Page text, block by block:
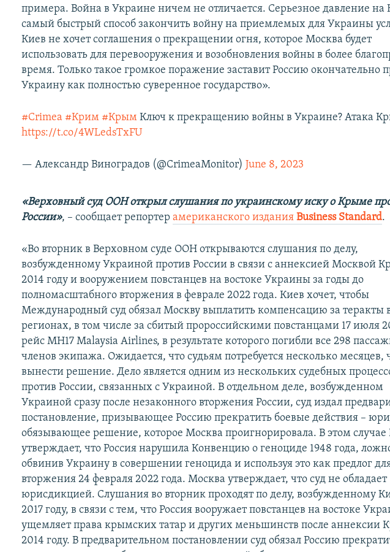
примера. Война в Украине ничем не отличается. Серьезное давление на
самый быстрый способ закончить войну на приемлемых для Украины
Киев не хочет соглашения о прекращении огня, которое Москва будет
использовать для перевооружения и возобновления войны в более
время. Только такое громкое поражение заставит Россию окончательно
Украину как полностью суверенное государство».
#Crimea #Крим #Крым Ключ к прекращению войны в Украине? Атака
https://t.co/4WLedsTxFU
— Александр Виноградов (@CrimeaMonitor)June 8, 2023
«Верховный суд ООН открыл слушания по украинскому иску о Крыме
России», – сообщает репортерамериканского изданияВusiness Standard.
«Во вторник в Верховном суде ООН открываются слушания по делу,
возбужденному Украиной против России в связи с аннексией Москвой
2014 году и вооружением повстанцев на востоке Украины за годы до
полномасштабного вторжения в феврале 2022 года. Киев хочет, чтобы
Международный суд обязал Москву выплатить компенсацию за теракты
регионах, в том числе за сбитый пророссийскими повстанцами 17 июля
рейс MH17 Malaysia Airlines, в результате которого погибли все 298
членов экипажа. Ожидается, что судьям потребуется несколько месяцев,
вынести решение. Дело является одним из нескольких судебных
против России, связанных с Украиной. В отдельном деле, возбужденном
Украиной сразу после незаконного вторжения России, суд издал
постановление, призывающее Россию прекратить боевые действия –
обязывающее решение, которое Москва проигнорировала. В этом случае
утверждает, что Россия нарушила Конвенцию о геноциде 1948 года,
обвинив Украину в совершении геноцида и используя это как предлог
вторжения 24 февраля 2022 года. Москва утверждает, что суд не обладает
юрисдикцией. Слушания во вторник проходят по делу, возбужденному
2017 году, в связи с тем, что Россия вооружает повстанцев на востоке
ущемляет права крымских татар и других меньшинств после аннексии
2014 году. В предварительном постановлении суд обязал Россию